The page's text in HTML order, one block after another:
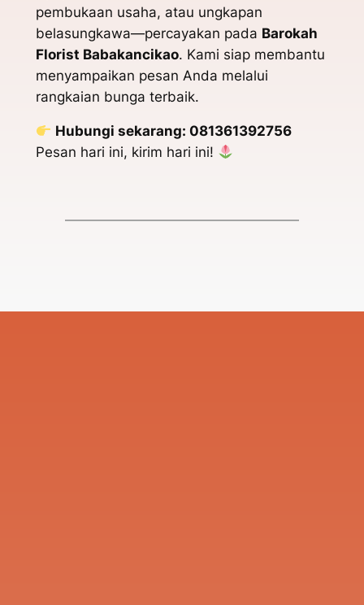
pembukaan usaha, atau ungkapan
belasungkawa—percayakan pada Barokah
Florist Babakancikao. Kami siap membantu
menyampaikan pesan Anda melalui
rangkaian bunga terbaik.
Hubungi sekarang: 081361392756
Pesan hari ini, kirim hari ini!